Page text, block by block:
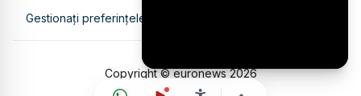
Gestionați preferințele
Copyright © euronews2026